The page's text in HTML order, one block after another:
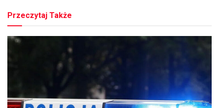
Przeczytaj Także